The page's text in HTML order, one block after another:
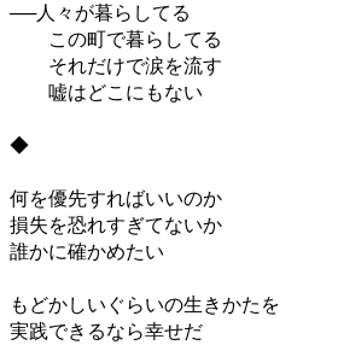
──人々が暮らしてる
この町で暮らしてる
それだけで涙を流す
嘘はどこにもない
◆
何を優先すればいいのか
損失を恐れすぎてないか
誰かに確かめたい
もどかしいぐらいの生きかたを
実践できるなら幸せだ